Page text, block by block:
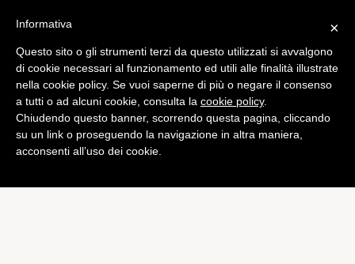
Computer
Il 15 % degli iDevice è stato
aggiornato ad iOS 6
di Alessandro Moretti
×
Informativa
Questo sito o gli strumenti terzi da questo utilizzati si avvalgono
di cookie necessari al funzionamento ed utili alle finalità illustrate
nella cookie policy. Se vuoi saperne di più o negare il consenso
a tutti o ad alcuni cookie, consulta la cookie policy.
Chiudendo questo banner, scorrendo questa pagina, cliccando
su un link o proseguendo la navigazione in altra maniera,
acconsenti all’uso dei cookie.